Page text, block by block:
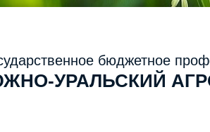
бюджетное
УРАЛЬСКИЙ